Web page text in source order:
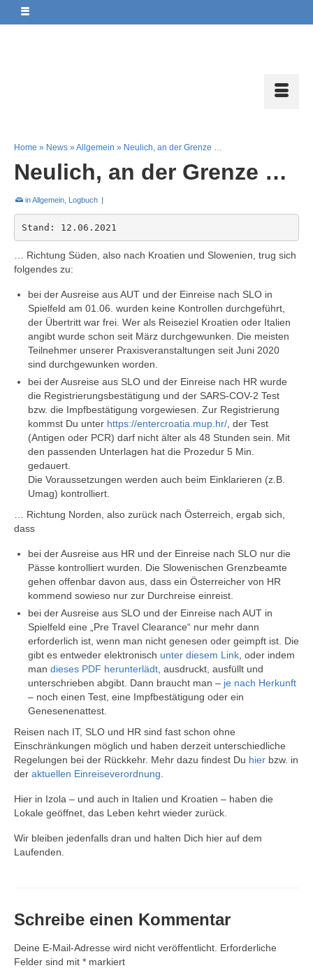
Home » News » Allgemein » Neulich, an der Grenze …
Neulich, an der Grenze …
inAllgemein Logbuch |
Stand: 12.06.2021
… Richtung Süden, also nach Kroatien und Slowenien, trug sich
folgendes zu:
bei der Ausreise aus AUT und der Einreise nach SLO in
Spielfeld am 01.06. wurden keine Kontrollen durchgeführt,
der Übertritt war frei. Wer als Reiseziel Kroatien oder Italien
angibt wurde schon seit März durchgewunken. Die meisten
Teilnehmer unserer Praxisveranstaltungen seit Juni 2020
sind durchgewunken worden.
bei der Ausreise aus SLO und der Einreise nach HR wurde
die Registrierungsbestätigung und der SARS-COV-2 Test
bzw. die Impfbestätigung vorgewiesen. Zur Registrierung
kommst Du unter https://entercroatia.mup.hr/ , der Test
(Antigen oder PCR) darf nicht älter als 48 Stunden sein. Mit
den passenden Unterlagen hat die Prozedur 5 Min.
gedauert.
Die Voraussetzungen werden auch beim Einklarieren (z.B.
Umag) kontrolliert.
… Richtung Norden, also zurück nach Österreich, ergab sich,
dass
bei der Ausreise aus HR und der Einreise nach SLO nur die
Pässe kontrolliert wurden. Die Slowenischen Grenzbeamte
gehen offenbar davon aus, dass ein Österreicher von HR
kommend sowieso nur zur Durchreise einreist.
bei der Ausreise aus SLO und der Einreise nach AUT in
Spielfeld eine „Pre Travel Clearance“ nur mehr dann
erforderlich ist, wenn man nicht genesen oder geimpft ist. Die
gibt es entweder elektronisch unter diesem Link , oder indem
man dieses PDF herunterlädt , ausdruckt, ausfüllt und
unterschrieben abgibt. Dann braucht man – je nach Herkunft
– noch einen Test, eine Impfbestätigung oder ein
Genesenenattest.
Reisen nach IT, SLO und HR sind fast schon ohne
Einschränkungen möglich und haben derzeit unterschiedliche
Regelungen bei der Rückkehr. Mehr dazu findest Du hier bzw. in
der aktuellen Einreiseverordnung
Hier in Izola – und auch in Italien und Kroatien – haben die
Lokale geöffnet, das Leben kehrt wieder zurück.
Wir bleiben jedenfalls dran und halten Dich hier auf dem
Laufenden.
Schreibe einen Kommentar
Deine E-Mail-Adresse wird nicht veröffentlicht. Erforderliche
Felder sind mit * markiert